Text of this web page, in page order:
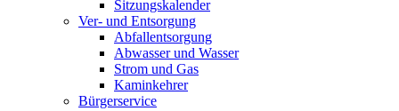
Sitzungskalender
Ver- und Entsorgung
Abfallentsorgung
Abwasser und Wasser
Strom und Gas
Kaminkehrer
Bürgerservice